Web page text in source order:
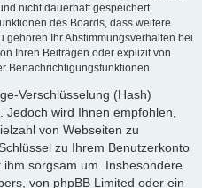
nicht dauerhaft gespeichert.
des Boards, dass weitere
gehören Ihr Abstimmungsverhalten bei
Ihren Beiträgen oder explizit von
Benachrichtigungsfunktionen.
Verschlüsselung (Hash)
wird Ihnen empfohlen,
von Webseiten zu
zu Ihrem Benutzerkonto
sorgsam um. Insbesondere
von phpBB Limited oder ein